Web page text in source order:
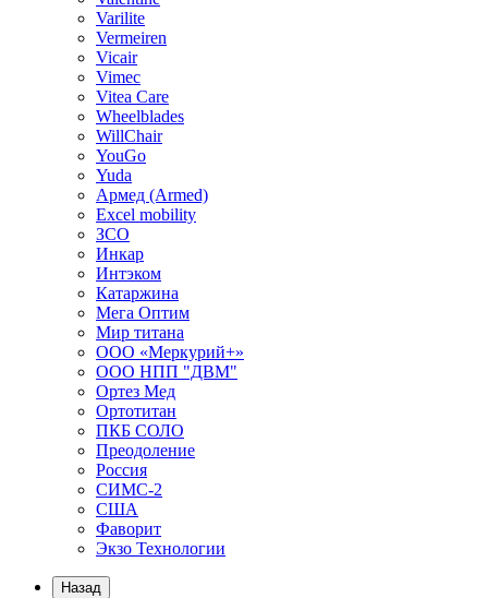
Varilite
Vermeiren
Vicair
Vimec
Vitea Care
Wheelblades
WillChair
YouGo
Yuda
Армед (Armed)
Еxcel mobility
ЗСО
Инкар
Интэком
Катаржина
Мега Оптим
Мир титана
ООО «Меркурий+»
ООО НПП "ДВМ"
Ортез Мед
Ортотитан
ПКБ СОЛО
Преодоление
Россия
СИМС-2
США
Фаворит
Экзо Технологии
Назад